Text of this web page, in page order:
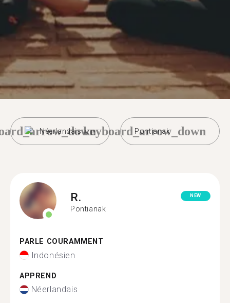
Néerlandais Pontianak
keyboard_arrow_down
R.
Pontianak
NEW
PARLE COURAMMENT
Indonésien
APPREND
Néerlandais